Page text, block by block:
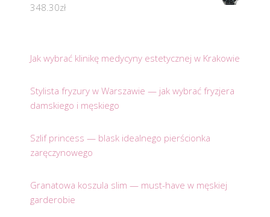
348.30zł
Jak wybrać klinikę medycyny estetycznej w Krakowie
Stylista fryzury w Warszawie — jak wybrać fryzjera
damskiego i męskiego
Szlif princess — blask idealnego pierścionka
zaręczynowego
Granatowa koszula slim — must-have w męskiej
garderobie